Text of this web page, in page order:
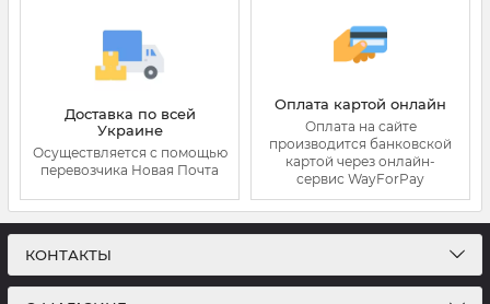
Доставка по всей
Украине
Осуществляется с помощью
перевозчика Новая Почта
Оплата картой онлайн
Оплата на сайте
производится банковской
картой через онлайн-
сервис WayForPay
КОНТАКТЫ